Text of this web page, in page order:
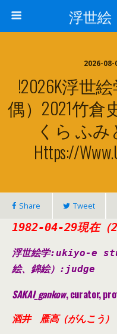
浮世絵
2026-
!2026K浮世
偶）2021竹
くら ふ
Https://
Share Tweet
1982-04-29現在（
浮世絵学:ukiyo-e
絵、錦絵） :judge
SAKAI_gankow, curator,
酒井 雁高（がんこう）